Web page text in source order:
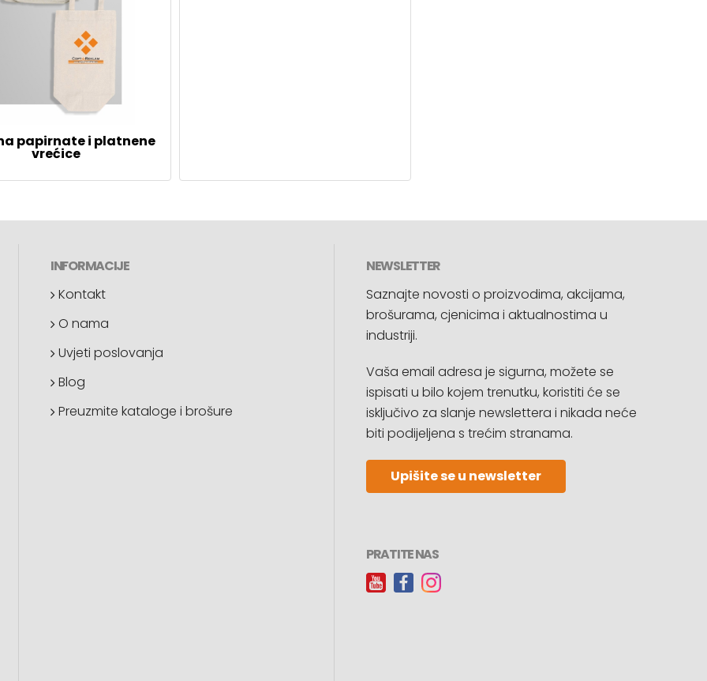
papirnate i platnene
vrećice
INFORMACIJE
Kontakt
O nama
Uvjeti poslovanja
Blog
Preuzmite kataloge i brošure
NEWSLETTER
Saznajte novosti o proizvodima, akcijama,
brošurama, cjenicima i aktualnostima u
industriji.
Vaša email adresa je sigurna, možete se
ispisati u bilo kojem trenutku, koristiti će se
isključivo za slanje newslettera i nikada neće
biti podijeljena s trećim stranama.
Upišite se u newsletter
PRATITE NAS